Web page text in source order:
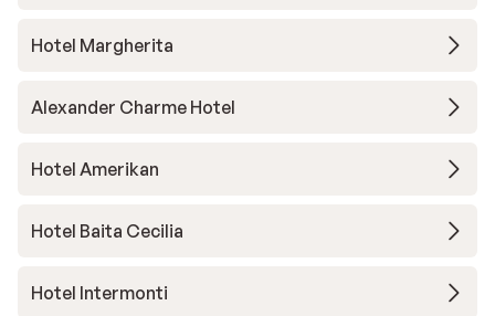
Hotel Margherita
Alexander Charme Hotel
Hotel Amerikan
Hotel Baita Cecilia
Hotel Intermonti